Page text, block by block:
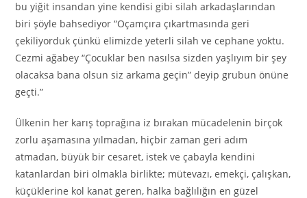
bu yiğit insandan yine kendisi gibi silah arkadaşlarından
biri şöyle bahsediyor “Oçamçıra çıkartmasında geri
çekiliyorduk çünkü elimizde yeterli silah ve cephane yoktu.
Cezmi ağabey “Çocuklar ben nasılsa sizden yaşlıyım bir şey
olacaksa bana olsun siz arkama geçin” deyip grubun önüne
geçti.”
Ülkenin her karış toprağına iz bırakan mücadelenin birçok
zorlu aşamasına yılmadan, hiçbir zaman geri adım
atmadan, büyük bir cesaret, istek ve çabayla kendini
katanlardan biri olmakla birlikte; mütevazı, emekçi, çalışkan,
küçüklerine kol kanat geren, halka bağlılığın en güzel